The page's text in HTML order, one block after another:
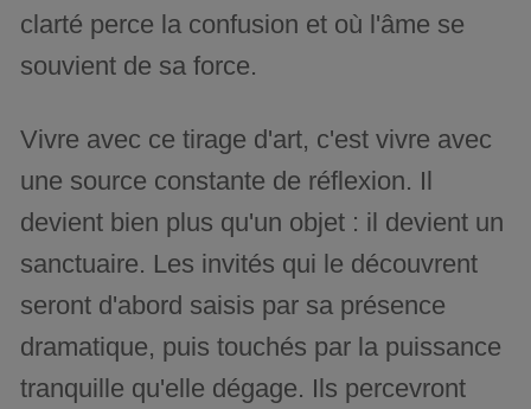
clarté perce la confusion et où l'âme se
souvient de sa force.
Vivre avec ce tirage d'art, c'est vivre avec
une source constante de réflexion. Il
devient bien plus qu'un objet : il devient un
sanctuaire. Les invités qui le découvrent
seront d'abord saisis par sa présence
dramatique, puis touchés par la puissance
tranquille qu'elle dégage. Ils percevront